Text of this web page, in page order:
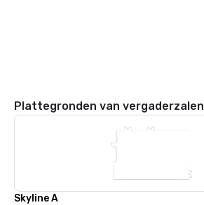
Plattegronden van vergaderzalen
Skyline A